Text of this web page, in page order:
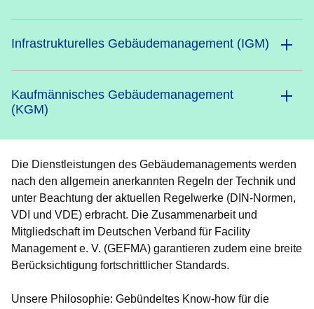
Infrastrukturelles Gebäudemanagement (IGM)
Kaufmännisches Gebäudemanagement
(KGM)
Die Dienstleistungen des Gebäudemanagements werden
nach den allgemein anerkannten Regeln der Technik und
unter Beachtung der aktuellen Regelwerke (DIN-Normen,
VDI und VDE) erbracht. Die Zusammenarbeit und
Mitgliedschaft im Deutschen Verband für Facility
Management e. V. (GEFMA) garantieren zudem eine breite
Berücksichtigung fortschrittlicher Standards.
Unsere Philosophie: Gebündeltes Know-how für die